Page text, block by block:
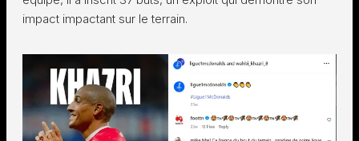
impact impactant sur le terrain.